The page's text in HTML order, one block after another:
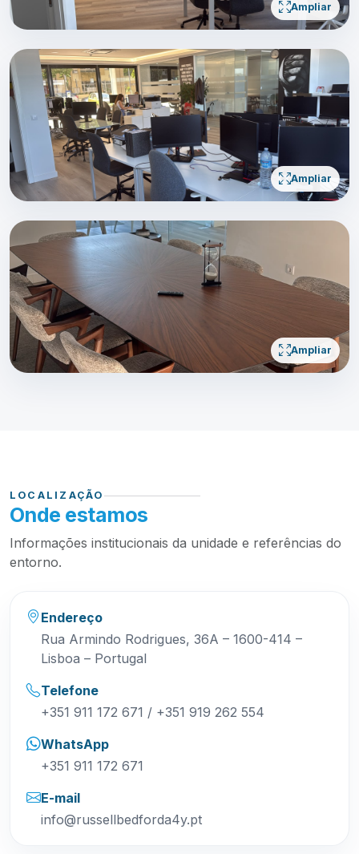
Ampliar
Ampliar
Ampliar
LOCALIZAÇÃO
Onde estamos
Informações institucionais da unidade e referências do
entorno.
Endereço
Rua Armindo Rodrigues, 36A – 1600-414 –
Lisboa – Portugal
Telefone
+351 911 172 671 / +351 919 262 554
WhatsApp
+351 911 172 671
E-mail
info@russellbedforda4y.pt